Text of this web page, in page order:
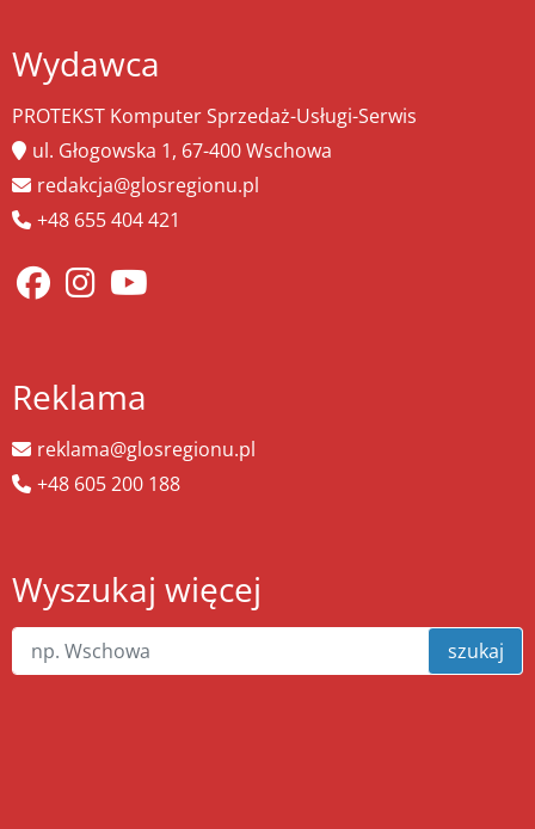
Wydawca
PROTEKST Komputer Sprzedaż-Usługi-Serwis
ul. Głogowska 1, 67-400 Wschowa
redakcja@glosregionu.pl
+48 655 404 421
Reklama
reklama@glosregionu.pl
+48 605 200 188
Wyszukaj więcej
szukaj